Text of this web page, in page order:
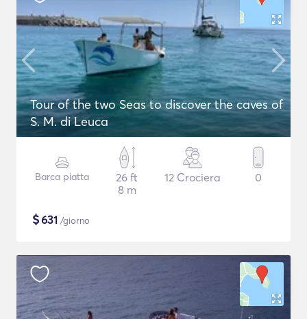
Tour of the two Seas to discover the caves of
S. M. di Leuca
Barca piatta
26 ft
8 m
12 Crociera 0
$631 /giorno